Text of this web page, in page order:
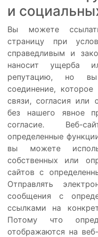
и
Вы можете
страницу при
справедливым и
наносит ущерба
репутацию, но
соединение,
связи, согласия или
без нашего явное
согласие. Веб-
определенные
вы можете
собственных или
сайтов с
Отправлять
сообщения с
ссылками на
Потому что
отображаются на